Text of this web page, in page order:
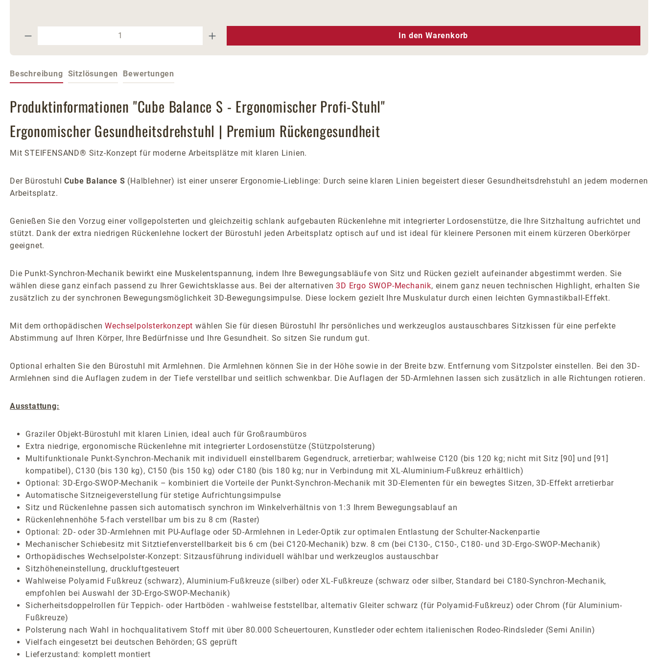
Produkt Anzahl: Gib den gewünschten Wert ein oder benutze die Schaltflächen um die Anzahl zu erhöhen oder zu
In den Warenkorb
Beschreibung Sitzlösungen Bewertungen
Produktinformationen "Cube Balance S - Ergonomischer Profi-Stuhl"
Ergonomischer Gesundheitsdrehstuhl | Premium Rückengesundheit
Mit STEIFENSAND® Sitz-Konzept für moderne Arbeitsplätze mit klaren Linien.
Der BürostuhlCube Balance S (Halblehner) ist einer unserer Ergonomie-Lieblinge: Durch seine klaren Linien begeistert dieser Gesundheitsdrehstuhl an jedem modernen
Arbeitsplatz.
Genießen Sie den Vorzug einer vollgepolsterten und gleichzeitig schlank aufgebauten Rückenlehne mit integrierter Lordosenstütze, die Ihre Sitzhaltung aufrichtet und
stützt. Dank der extra niedrigen Rückenlehne lockert der Bürostuhl jeden Arbeitsplatz optisch auf und ist ideal für kleinere Personen mit einem kürzeren Oberkörper
geeignet.
Die Punkt-Synchron-Mechanik bewirkt eine Muskelentspannung, indem Ihre Bewegungsabläufe von Sitz und Rücken gezielt aufeinander abgestimmt werden. Sie
wählen diese ganz einfach passend zu Ihrer Gewichtsklasse aus. Bei der alternativen3D Ergo SWOP-Mechanik, einem ganz neuen technischen Highlight, erhalten Sie
zusätzlich zu der synchronen Bewegungsmöglichkeit 3D-Bewegungsimpulse. Diese lockern gezielt Ihre Muskulatur durch einen leichten Gymnastikball-Effekt.
Mit dem orthopädischenWechselpolsterkonzept wählen Sie für diesen Bürostuhl Ihr persönliches und werkzeuglos austauschbares Sitzkissen für eine perfekte
Abstimmung auf Ihren Körper, Ihre Bedürfnisse und Ihre Gesundheit. So sitzen Sie rundum gut.
Optional erhalten Sie den Bürostuhl mit Armlehnen. Die Armlehnen können Sie in der Höhe sowie in der Breite bzw. Entfernung vom Sitzpolster einstellen. Bei den 3D-
Armlehnen sind die Auflagen zudem in der Tiefe verstellbar und seitlich schwenkbar. Die Auflagen der 5D-Armlehnen lassen sich zusätzlich in alle Richtungen rotieren.
Ausstattung:
Graziler Objekt-Bürostuhl mit klaren Linien, ideal auch für Großraumbüros
Extra niedrige, ergonomische Rückenlehne mit integrierter Lordosenstütze (Stützpolsterung)
Multifunktionale Punkt-Synchron-Mechanik mit individuell einstellbarem Gegendruck, arretierbar; wahlweise C120 (bis 120 kg; nicht mit Sitz [90] und [91]
kompatibel), C130 (bis 130 kg), C150 (bis 150 kg) oder C180 (bis 180 kg; nur in Verbindung mit XL-Aluminium-Fußkreuz erhältlich)
Optional: 3D-Ergo-SWOP-Mechanik – kombiniert die Vorteile der Punkt-Synchron-Mechanik mit 3D-Elementen für ein bewegtes Sitzen, 3D-Effekt arretierbar
Automatische Sitzneigeverstellung für stetige Aufrichtungsimpulse
Sitz und Rückenlehne passen sich automatisch synchron im Winkelverhältnis von 1:3 Ihrem Bewegungsablauf an
Rückenlehnenhöhe 5-fach verstellbar um bis zu 8 cm (Raster)
Optional: 2D- oder 3D-Armlehnen mit PU-Auflage oder 5D-Armlehnen in Leder-Optik zur optimalen Entlastung der Schulter-Nackenpartie
Mechanischer Schiebesitz mit Sitztiefenverstellbarkeit bis 6 cm (bei C120-Mechanik) bzw. 8 cm (bei C130-, C150-, C180- und 3D-Ergo-SWOP-Mechanik)
Orthopädisches Wechselpolster-Konzept: Sitzausführung individuell wählbar und werkzeuglos austauschbar
Sitzhöheneinstellung, druckluftgesteuert
Wahlweise Polyamid Fußkreuz (schwarz), Aluminium-Fußkreuze (silber) oder XL-Fußkreuze (schwarz oder silber, Standard bei C180-Synchron-Mechanik,
empfohlen bei Auswahl der 3D-Ergo-SWOP-Mechanik)
Sicherheitsdoppelrollen für Teppich- oder Hartböden - wahlweise feststellbar, alternativ Gleiter schwarz (für Polyamid-Fußkreuz) oder Chrom (für Aluminium-
Fußkreuze)
Polsterung nach Wahl in hochqualitativem Stoff mit über 80.000 Scheuertouren, Kunstleder oder echtem italienischen Rodeo-Rindsleder (Semi Anilin)
Vielfach eingesetzt bei deutschen Behörden; GS geprüft
Lieferzustand: komplett montiert